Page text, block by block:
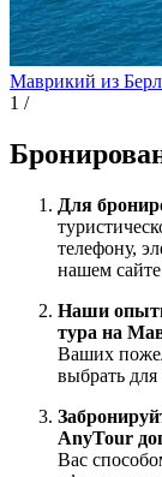
Маврикий из
1 /
Для
телефону,
нашем
Наши
тура на
Ваших
выбрать
AnyTour
Вас